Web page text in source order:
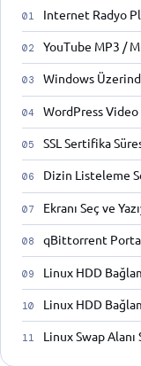
Internet Radyo
YouTube MP3 /
Windows
WordPress
SSL Sertifika
Dizin Listeleme
Ekranı Seç ve
qBittorrent
Linux HDD
Linux HDD
Linux Swap Alanı